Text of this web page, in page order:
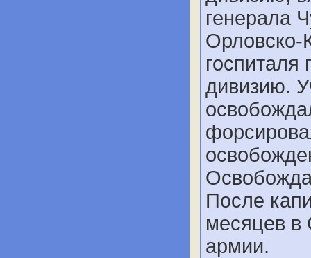
генерала
Орловско-
дивизию.
После
месяцев в
армии.